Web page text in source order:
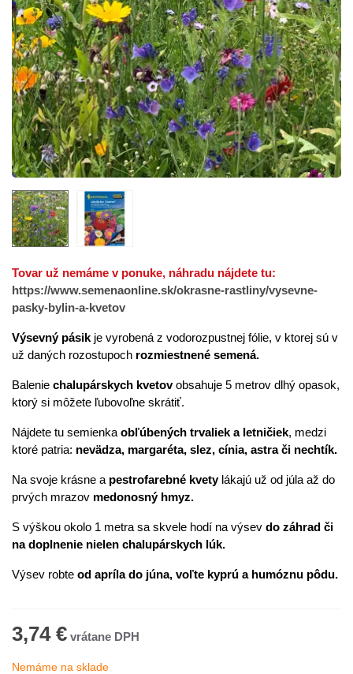
Tovar už nemáme v ponuke, náhradu nájdete tu:
https://www.semenaonline.sk/okrasne-rastliny/vysevne-
pasky-bylin-a-kvetov
Výsevný pásik je vyrobená z vodorozpustnej fólie, v ktorej sú v
už daných rozostupoch rozmiestnené semená.
Balenie chalupárskych kvetovobsahuje 5 metrov dlhý opasok,
ktorý si môžete ľubovoľne skrátiť.
Nájdete tu semienka obľúbených trvaliek a letničiek, medzi
ktoré patria: nevädza, margaréta, slez, cínia, astra či nechtík.
Na svoje krásne a pestrofarebné kvetylákajú už od júla až do
prvých mrazov medonosný hmyz.
S výškou okolo 1 metra sa skvele hodí na výsev do záhrad či
na doplnenie nielen chalupárskych lúk.
Výsev robte od apríla do júna, voľte kyprú a humóznu pôdu.
3,74 €
Nemáme na sklade